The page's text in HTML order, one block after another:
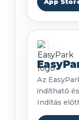
Az
indítható
Indítás